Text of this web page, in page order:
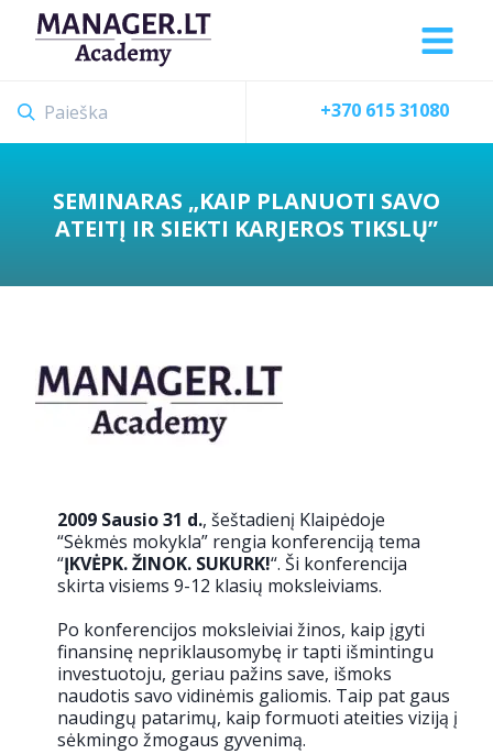
+370 615 31080
SEMINARAS „KAIP PLANUOTI SAVO
ATEITĮ IR SIEKTI KARJEROS TIKSLŲ”
2009 Sausio 31 d., šeštadienį Klaipėdoje
“Sėkmės mokykla” rengia konferenciją tema
“ĮKVĖPK. ŽINOK. SUKURK!“. Ši konferencija
skirta visiems 9-12 klasių moksleiviams.
Po konferencijos moksleiviai žinos, kaip įgyti
finansinę nepriklausomybę ir tapti išmintingu
investuotoju, geriau pažins save, išmoks
naudotis savo vidinėmis galiomis. Taip pat gaus
naudingų patarimų, kaip formuoti ateities viziją į
sėkmingo žmogaus gyvenimą.